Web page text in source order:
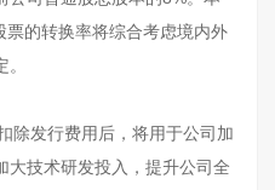
的转换率将综合考虑境内外
除发行费用后，将用于公司加
大技术研发投入，提升公司全